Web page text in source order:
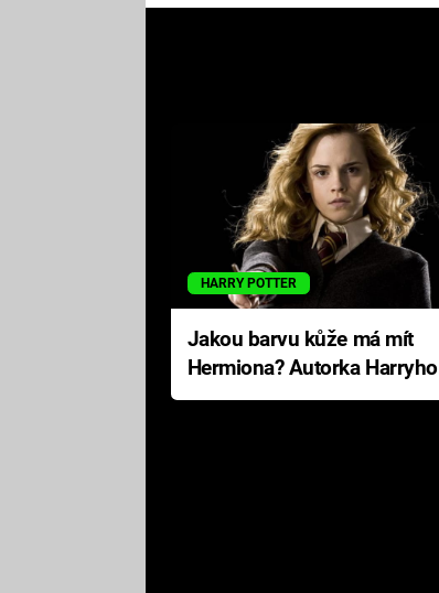
HARRY POTTER
Jakou barvu kůže má mít
Hermiona? Autorka Harryho
Pottera přišla s ráznou